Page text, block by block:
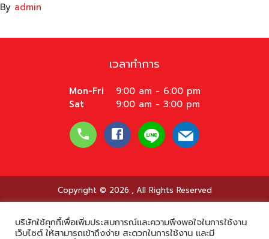
บริษัทใช้คุกกี้เพื่อเพิ่มประสบการณ์และความพึงพอใจในการใช้งาน
เว็บไซต์ ให้สามารถเข้าถึงง่าย สะดวกในการใช้งาน และมี
By admin
เวลาทำการ
Mon-Fri
9:00 am - 6:00 pm
Sat
9:00 am - 3:00 pm
Copyright © 2026 , All Rights Reserved